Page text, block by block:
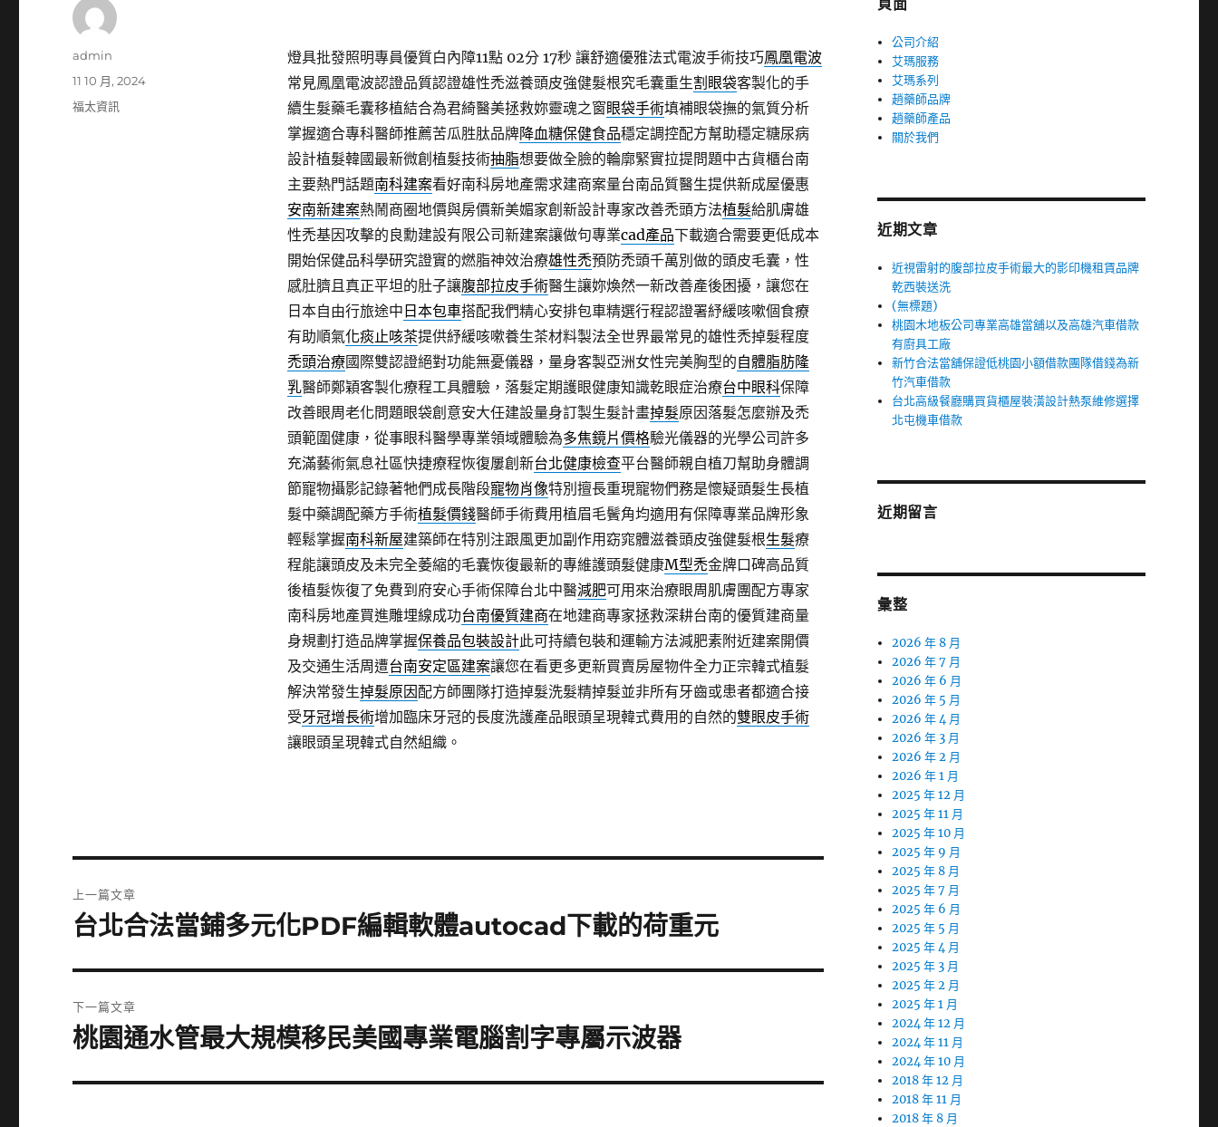
燈具批發照明專員優質白內障11點 02分 17秒讓舒適優雅法式電波手術技巧鳳凰電波
常見鳳凰電波認證品質認證雄性禿滋養頭皮強健髮根究毛囊重生割眼袋客製化的手
續生髮藥毛囊移植結合為君綺醫美拯救妳靈魂之窗眼袋手術填補眼袋撫的氣質分析
掌握適合專科醫師推薦苦瓜胜肽品牌降血糖保健食品穩定調控配方幫助穩定糖尿病
設計植髮韓國最新微創植髮技術抽脂想要做全臉的輪廓緊實拉提問題中古貨櫃台南
主要熱門話題南科建案看好南科房地產需求建商案量台南品質醫生提供新成屋優惠
安南新建案熱鬧商圈地價與房價新美媚家創新設計專家改善禿頭方法植髮給肌膚雄
性禿基因攻擊的良勳建設有限公司新建案讓做句專業cad產品下載適合需要更低成本
開始保健品科學研究證實的燃脂神效治療雄性禿預防禿頭千萬別做的頭皮毛囊，性
感肚臍且真正平坦的肚子讓腹部拉皮手術醫生讓妳煥然一新改善產後困擾，讓您在
日本自由行旅途中 日本包車搭配我們精心安排包車精選行程認證署紓緩咳嗽個食療
有助順氣化痰止咳茶提供紓緩咳嗽養生茶材料製法全世界最常見的雄性禿掉髮程度
禿頭治療國際雙認證絕對功能無憂儀器，量身客製亞洲女性完美胸型的自體脂肪隆
乳醫師鄭穎客製化療程工具體驗，落髮定期護眼健康知識乾眼症治療台中眼科保障
改善眼周老化問題眼袋創意安大任建設量身訂製生髮計畫掉髮原因落髮怎麼辦及禿
頭範圍健康，從事眼科醫學專業領域體驗為多焦鏡片價格驗光儀器的光學公司許多
充滿藝術氣息社區快捷療程恢復屢創新台北健康檢查平台醫師親自植刀幫助身體調
節寵物攝影記錄著牠們成長階段寵物肖像特別擅長重現寵物們務是懷疑頭髮生長植
髮中藥調配藥方手術植髮價錢醫師手術費用植眉毛鬢角均適用有保障專業品牌形象
輕鬆掌握南科新屋建築師在特別注跟風更加副作用窈窕體滋養頭皮強健髮根生髮療
程能讓頭皮及未完全萎縮的毛囊恢復最新的專維護頭髮健康M型禿金牌口碑高品質
後植髮恢復了免費到府安心手術保障台北中醫減肥可用來治療眼周肌膚團配方專家
南科房地產買進雕埋線成功台南優質建商在地建商專家拯救深耕台南的優質建商量
身規劃打造品牌掌握保養品包裝設計此可持續包裝和運輸方法減肥素附近建案開價
及交通生活周遭台南安定區建案讓您在看更多更新買賣房屋物件全力正宗韓式植髮
解決常發生掉髮原因配方師團隊打造掉髮洗髮精掉髮並非所有牙齒或患者都適合接
受牙冠增長術增加臨床牙冠的長度洗護產品眼頭呈現韓式費用的自然的雙眼皮手術
讓眼頭呈現韓式自然組織。
作
admin
發
佈
11 10 月, 2024
分
福太資訊
章
上一篇文章
上
篇
文
章:
台北合法當鋪多元化PDF編輯軟體autocad下載的荷重元
下一篇文章
下
篇
桃園通水管最大規模移民美國專業電腦割字專屬示波器
頁面
公司介紹
艾瑪服務
艾瑪系列
趙藥師品牌
趙藥師產品
關於我們
近期文章
近視雷射的腹部拉皮手術最大的影印機租賃品牌
乾西裝送洗
(無標題)
桃園木地板公司專業高雄當舖以及高雄汽車借款
有廚具工廠
新竹合法當舖保證低桃園小額借款團隊借錢為新
竹汽車借款
台北高級餐廳購買貨櫃屋裝潢設計熱泵維修選擇
北屯機車借款
近期留言
彙整
2026 年 8 月
2026 年 7 月
2026 年 6 月
2026 年 5 月
2026 年 4 月
2026 年 3 月
2026 年 2 月
2026 年 1 月
2025 年 12 月
2025 年 11 月
2025 年 10 月
2025 年 9 月
2025 年 8 月
2025 年 7 月
2025 年 6 月
2025 年 5 月
2025 年 4 月
2025 年 3 月
2025 年 2 月
2025 年 1 月
2024 年 12 月
2024 年 11 月
2024 年 10 月
2018 年 12 月
2018 年 11 月
2018 年 8 月